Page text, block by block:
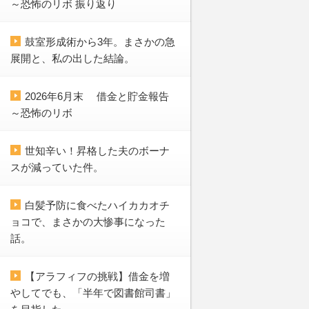
～恐怖のリボ 振り返り
鼓室形成術から3年。まさかの急
展開と、私の出した結論。
2026年6月末 借金と貯金報告
～恐怖のリボ
世知辛い！昇格した夫のボーナ
スが減っていた件。
白髪予防に食べたハイカカオチ
ョコで、まさかの大惨事になった
話。
【アラフィフの挑戦】借金を増
やしてでも、「半年で図書館司書」